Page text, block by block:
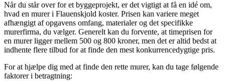
Når du står over for et byggeprojekt, er det vigtigt at få en idé om,
hvad en murer i Flauenskjold koster. Prisen kan variere meget
afhængigt af opgavens omfang, materialer og det specifikke
murerfirma, du vælger. Generelt kan du forvente, at timeprisen for
en murer ligger mellem 500 og 800 kroner, men det er altid bedst at
indhente flere tilbud for at finde den mest konkurrencedygtige pris.
For at hjælpe dig med at finde den rette murer, kan du tage følgende
faktorer i betragtning: